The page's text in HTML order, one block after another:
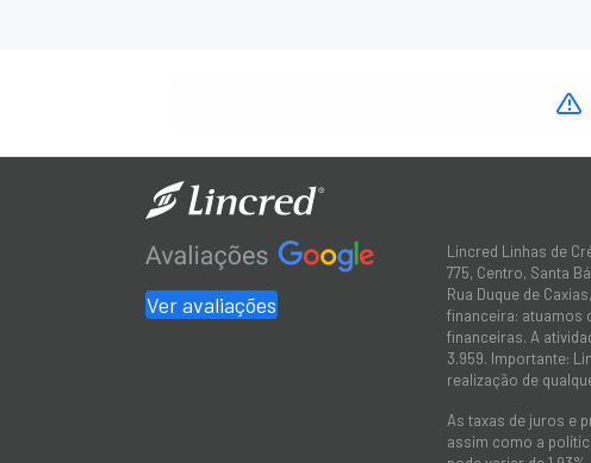
Ver avaliações
Lincred Linhas de
775, Centro, Santa
Rua Duque de
financeira: atuamos
financeiras. A
3.959. Importante:
realização de
As taxas de juros e
assim como a